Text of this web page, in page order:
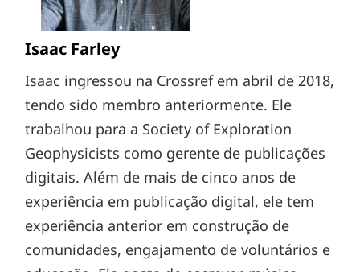
Isaac Farley
Isaac ingressou na Crossref em abril de 2018,
tendo sido membro anteriormente. Ele
trabalhou para a Society of Exploration
Geophysicists como gerente de publicações
digitais. Além de mais de cinco anos de
experiência em publicação digital, ele tem
experiência anterior em construção de
comunidades, engajamento de voluntários e